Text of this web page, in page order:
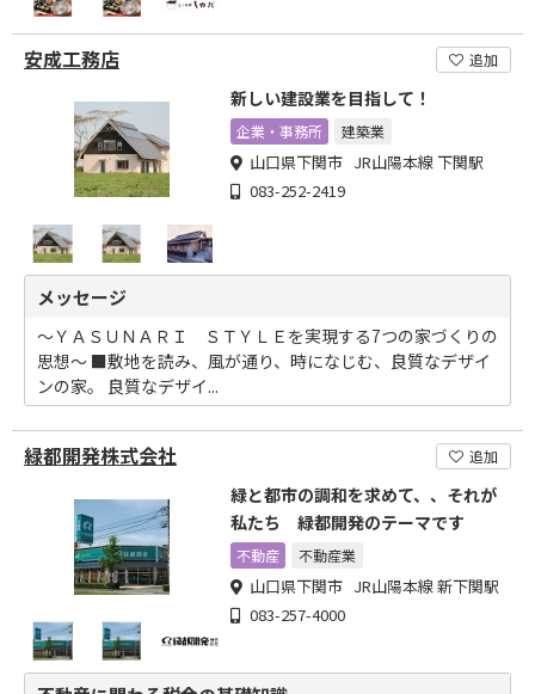
安成工務店 追加
新しい建設業を目指して！
企業・事務所 建築業
山口県下関市 JR山陽本線 下関駅
083-252-2419
メッセージ
～ＹＡＳＵＮＡＲＩ ＳＴＹＬＥを実現する7つの家づくりの
思想～ ■敷地を読み、風が通り、時になじむ、良質なデザイ
ンの家。 良質なデザイ...
緑都開発株式会社 追加
緑と都市の調和を求めて、、それが
私たち 緑都開発のテーマです
不動産 不動産業
山口県下関市 JR山陽本線 新下関駅
083-257-4000